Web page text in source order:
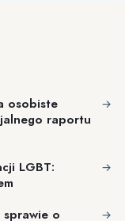
osobiste
raportu
→
LGBT:
→
sprawie o
→